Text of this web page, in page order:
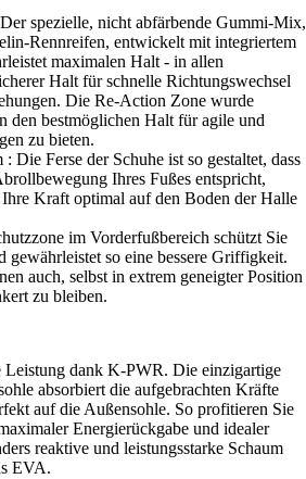
spezielle, nicht abfärbende Gummi-Mix,
Rennreifen, entwickelt mit integriertem
maximalen Halt - in allen
Halt für schnelle Richtungswechsel
Die Re-Action Zone wurde
den bestmöglichen Halt für agile und
zu bieten.
Die Ferse der Schuhe ist so gestaltet, dass
Ihres Fußes entspricht,
Kraft optimal auf den Boden der Halle
im Vorderfußbereich schützt Sie
gewährleistet so eine bessere Griffigkeit.
auch, selbst in extrem geneigter Position
zu bleiben.
dank K-PWR. Die einzigartige
absorbiert die aufgebrachten Kräfte
auf die Außensohle. So profitieren Sie
Energierückgabe und idealer
reaktive und leistungsstarke Schaum
EVA.